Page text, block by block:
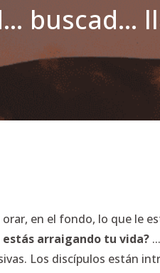
buscad…
en el fondo, lo que le
estás arraigando tu vida?
Los discípulos están